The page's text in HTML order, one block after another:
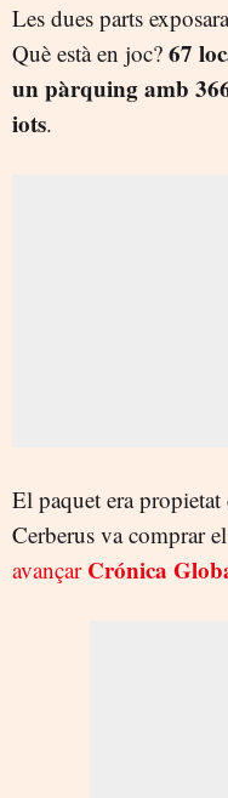
Les dues parts
Què està en joc? 67
un pàrquing amb
iots.
El paquet era
Cerberus va comprar
avançar Crónica